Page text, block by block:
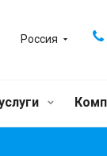
Россия